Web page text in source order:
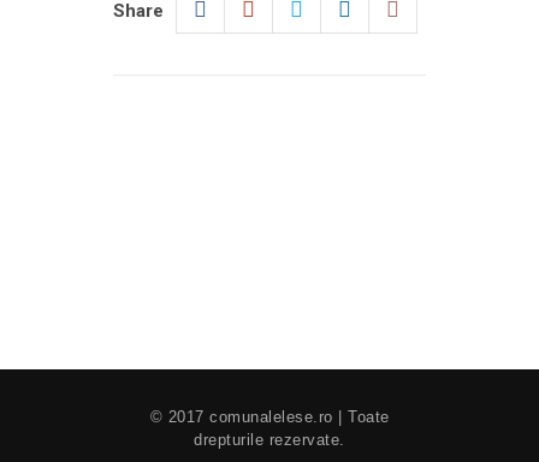
Share
© 2017 comunalelese.ro | Toate
drepturile rezervate.